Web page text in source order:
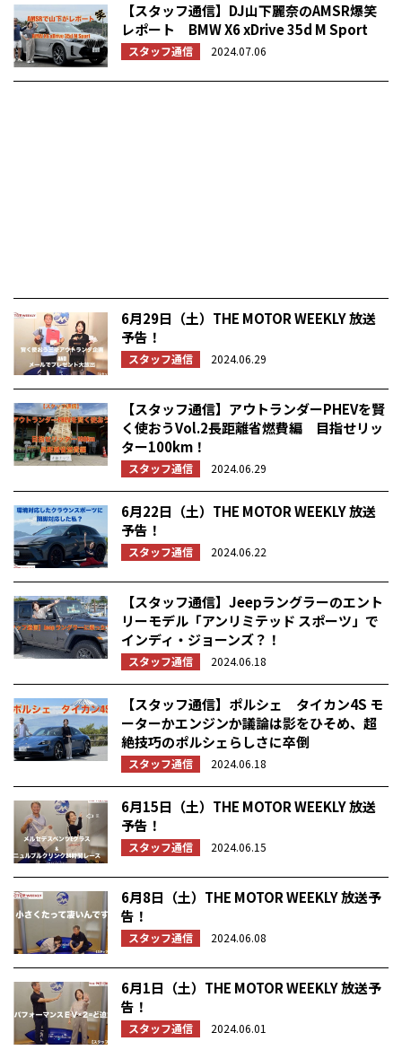
【スタッフ通信】DJ山下麗奈のAMSR爆笑
レポート BMW X6 xDrive 35d M Sport
スタッフ通信 2024.07.06
6月29日（土）THE MOTOR WEEKLY 放送
予告！
スタッフ通信 2024.06.29
【スタッフ通信】アウトランダーPHEVを賢
く使おうVol.2長距離省燃費編 目指せリッ
ター100km！
スタッフ通信 2024.06.29
6月22日（土）THE MOTOR WEEKLY 放送
予告！
スタッフ通信 2024.06.22
【スタッフ通信】Jeepラングラーのエント
リーモデル「アンリミテッド スポーツ」で
インディ・ジョーンズ？！
スタッフ通信 2024.06.18
【スタッフ通信】ポルシェ タイカン4S モ
ーターかエンジンか議論は影をひそめ、超
絶技巧のポルシェらしさに卒倒
スタッフ通信 2024.06.18
6月15日（土）THE MOTOR WEEKLY 放送
予告！
スタッフ通信 2024.06.15
6月8日（土）THE MOTOR WEEKLY 放送予
告！
スタッフ通信 2024.06.08
6月1日（土）THE MOTOR WEEKLY 放送予
告！
スタッフ通信 2024.06.01